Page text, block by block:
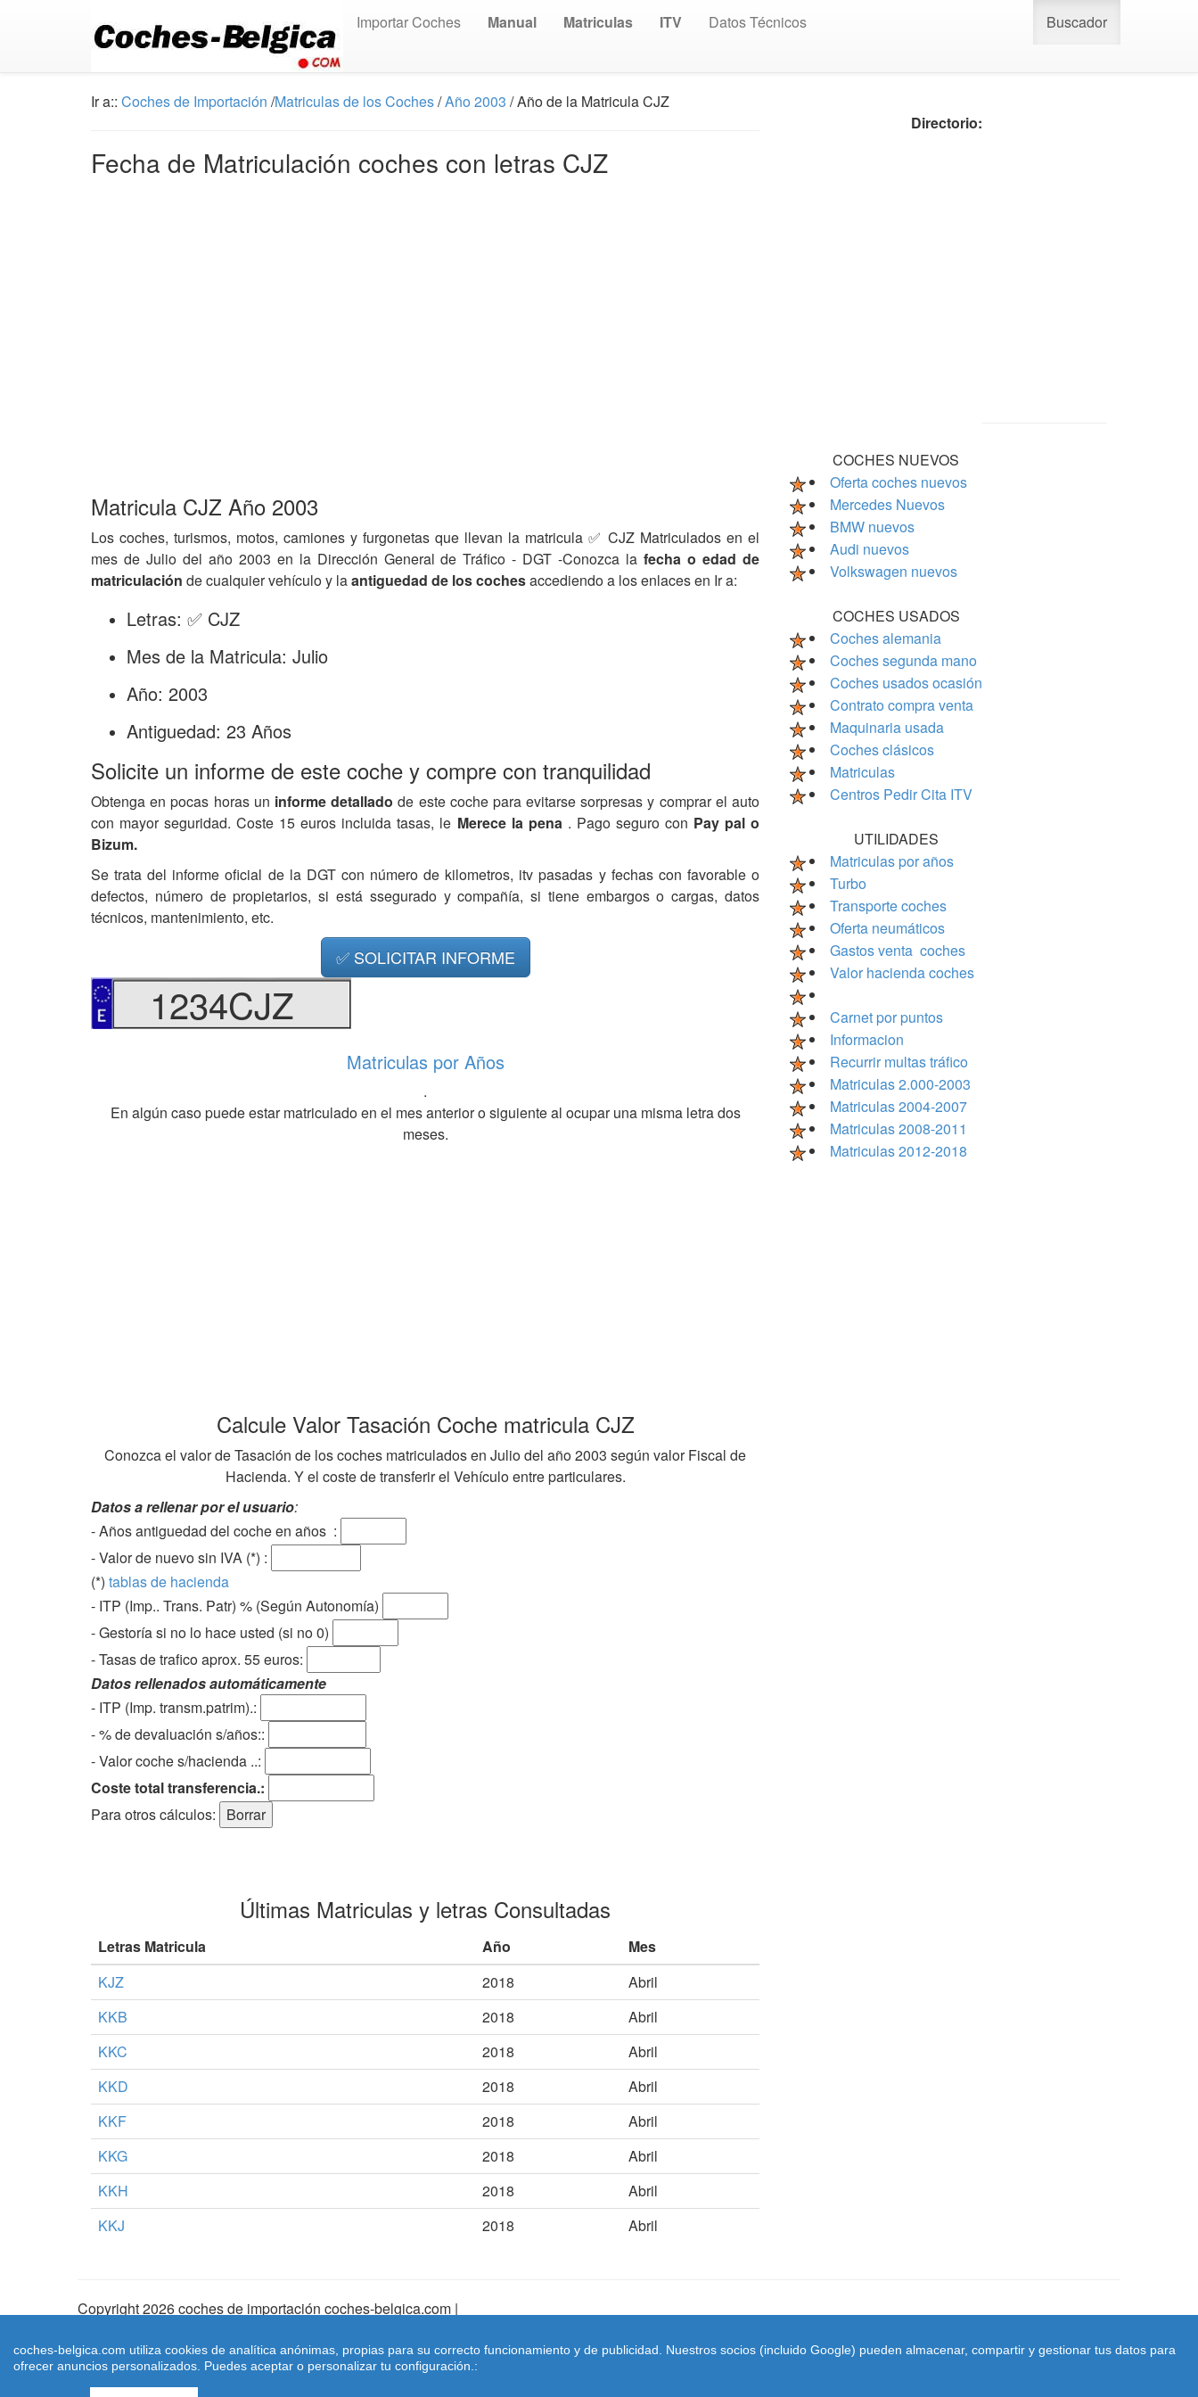
Importar Coches Manual Matriculas ITV Datos Técnicos Buscador
Ir a:: Coches de Importación /Matriculas de los Coches/Año 2003 / Año de la Matricula CJZ
Fecha de Matriculación coches con letras CJZ
Matricula CJZ Año 2003
Los coches, turismos, motos, camiones y furgonetas que llevan la matricula ✅ CJZ Matriculados en el
mes de Julio del año 2003 en la Dirección General de Tráfico - DGT -Conozca lafecha o edad de
matriculación de cualquier vehículo y laantiguedad de los cochesaccediendo a los enlaces en Ir a:
Letras: ✅ CJZ
Mes de la Matricula: Julio
Año: 2003
Antiguedad: 23 Años
Solicite un informe de este coche y compre con tranquilidad
Obtenga en pocas horas un informe detalladode este coche para evitarse sorpresas y comprar el auto
con mayor seguridad. Coste 15 euros incluida tasas, le Merece la pena . Pago seguro con Pay pal o
Bizum.
Se trata del informe oficial de la DGT con número de kilometros, itv pasadas y fechas con favorable o
defectos, número de propietarios, si está ssegurado y compañía, si tiene embargos o cargas, datos
técnicos, mantenimiento, etc.
✅ SOLICITAR INFORME
1234CJZ
Matriculas por Años
.
En algún caso puede estar matriculado en el mes anterior o siguiente al ocupar una misma letra dos
meses.
Calcule Valor Tasación Coche matricula CJZ
Conozca el valor de Tasación de los coches matriculados en Julio del año 2003 según valor Fiscal de
Hacienda. Y el coste de transferir el Vehículo entre particulares.
Datos a rellenar por el usuario:
- Años antiguedad del coche en años :
- Valor de nuevo sin IVA (*) :
(*) tablas de hacienda
- ITP (Imp.. Trans. Patr) % (Según Autonomía)
- Gestoría si no lo hace usted (si no 0)
-Tasas de trafico aprox. 55 euros:
Datos rellenados automáticamente
- ITP (Imp. transm.patrim).:
- % de devaluación s/años::
- Valor coche s/hacienda ..:
Coste total transferencia.:
Para otros cálculos:
Últimas Matriculas y letras Consultadas
Letras Matricula Año
Mes
KJZ
2018
Abril
KKB
2018
Abril
KKC
2018
Abril
KKD
2018
Abril
KKF
2018
Abril
KKG
2018
Abril
KKH
2018
Abril
KKJ
2018 Abril
Directorio:
COCHES NUEVOS
Oferta coches nuevos
Mercedes Nuevos
BMW nuevos
Audi nuevos
Volkswagen nuevos
COCHES USADOS
Coches alemania
Coches segunda mano
Coches usados ocasión
Contrato compra venta
Maquinaria usada
Coches clásicos
Matriculas
Centros Pedir Cita ITV
UTILIDADES
Matriculas por años
Turbo
Transporte coches
Oferta neumáticos
Gastos venta coches
Valor hacienda coches
Carnet por puntos
Informacion
Recurrir multas tráfico
Matriculas 2.000-2003
Matriculas 2004-2007
Matriculas 2008-2011
Matriculas 2012-2018
Copyright 2026 coches de importación coches-belgica.com |
Coches-belgica.com
coches-belgica.com utiliza cookies de analítica anónimas, propias para su correcto funcionamiento y de publicidad. Nuestros socios (incluido Google) pueden almacenar, compartir y gestionar tus datos para
ofrecer anuncios personalizados. Puedes aceptar o personalizar tu configuración.: